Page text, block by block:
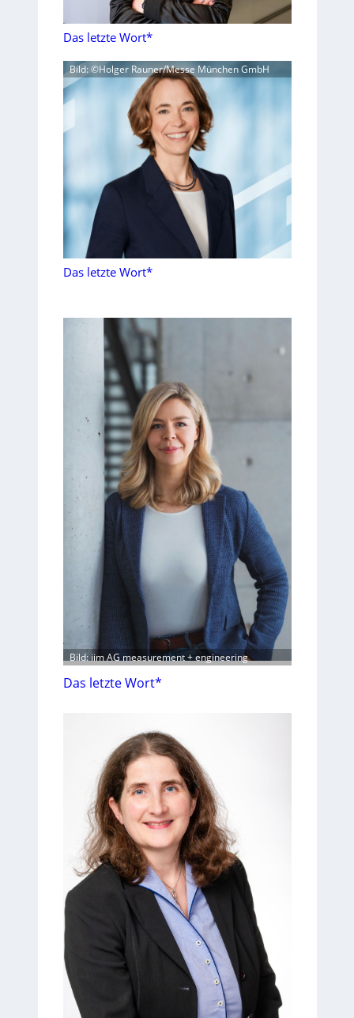
Das letzte Wort*
Bild: ©Holger Rauner/Messe München GmbH
Das letzte Wort*
Bild: iim AG measurement + engineering
Das letzte Wort*